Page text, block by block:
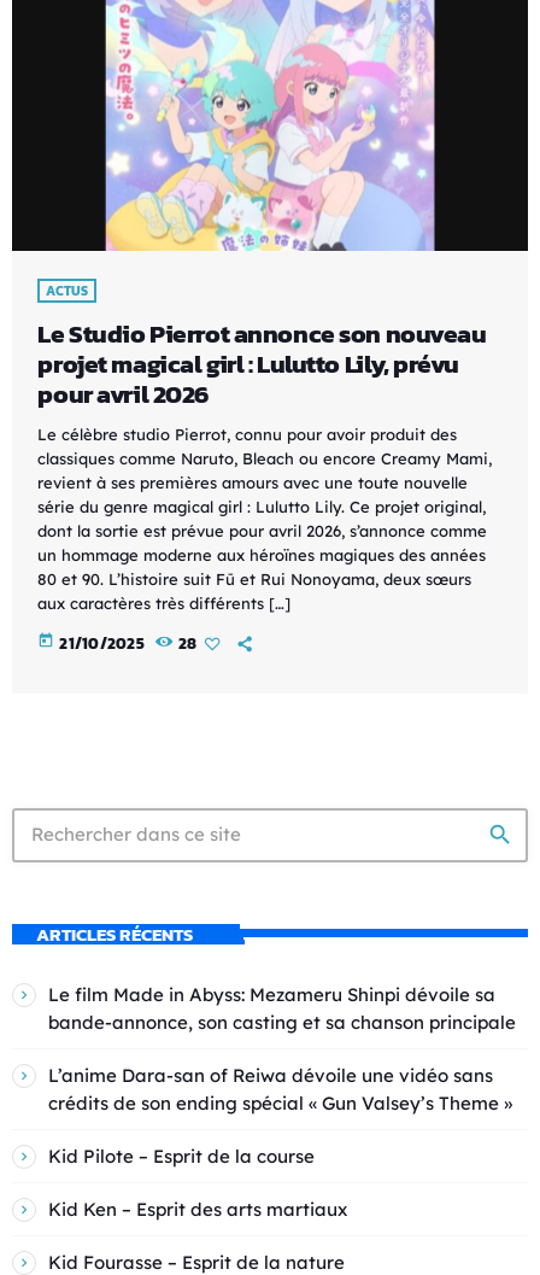
ACTUS
Le Studio Pierrot annonce son nouveau
projet magical girl : Lulutto Lily, prévu
pour avril 2026
Le célèbre studio Pierrot, connu pour avoir produit des
classiques comme Naruto, Bleach ou encore Creamy Mami,
revient à ses premières amours avec une toute nouvelle
série du genre magical girl : Lulutto Lily. Ce projet original,
dont la sortie est prévue pour avril 2026, s’annonce comme
un hommage moderne aux héroïnes magiques des années
80 et 90. L’histoire suit Fū et Rui Nonoyama, deux sœurs
aux caractères très différents […]
today 21/10/2025 28
search
ARTICLES RÉCENTS
Le film Made in Abyss: Mezameru Shinpi dévoile sa
bande-annonce, son casting et sa chanson principale
L’anime Dara-san of Reiwa dévoile une vidéo sans
crédits de son ending spécial « Gun Valsey’s Theme »
Kid Pilote – Esprit de la course
Kid Ken – Esprit des arts martiaux
Kid Fourasse – Esprit de la nature